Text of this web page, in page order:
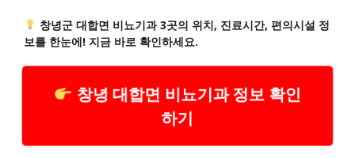
창녕군 대합면 비뇨기과 3곳의 위치, 진료시간, 편의시설 정
보를 한눈에! 지금 바로 확인하세요.
창녕 대합면 비뇨기과 정보 확인
하기